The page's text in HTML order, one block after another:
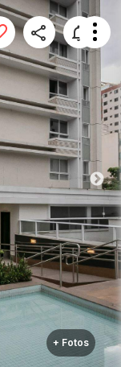
+ Fotos